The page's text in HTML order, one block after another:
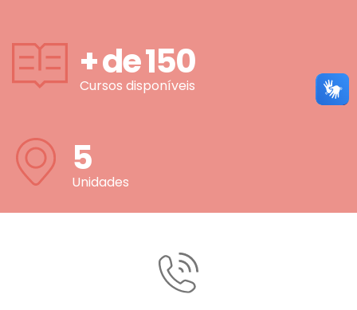
+ de150
Cursos disponíveis
5
Unidades